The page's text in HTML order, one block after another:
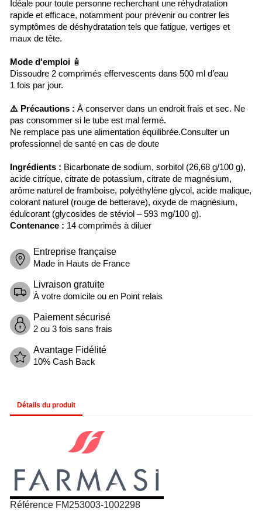
Idéale pour toute personne recherchant une réhydratation
rapide et efficace, notamment pour prévenir ou contrer les
symptômes de déshydratation tels que fatigue, vertiges et
maux de tête.
Mode d'emploi🧴
Dissoudre 2 comprimés effervescents dans 500 ml d’eau
1 fois par jour.
⚠️ Précautions : À conserver dans un endroit frais et sec. Ne
pas consommer si le tube est mal fermé.
Ne remplace pas une alimentation équilibrée.Consulter un
professionnel de santé en cas de doute
Ingrédients : Bicarbonate de sodium, sorbitol (26,68 g/100 g),
acide citrique, citrate de potassium, citrate de magnésium,
arôme naturel de framboise, polyéthylène glycol, acide malique,
colorant naturel (rouge de betterave), oxyde de magnésium,
édulcorant (glycosides de stéviol – 593 mg/100 g).
Contenance : 14 comprimés à diluer
Entreprise française
Made in Hauts de France
Livraison gratuite
À votre domicile ou en Point relais
Paiement sécurisé
2 ou 3 fois sans frais
Avantage Fidélité
10% Cash Back
Détails du produit
Référence FM253003-1002298